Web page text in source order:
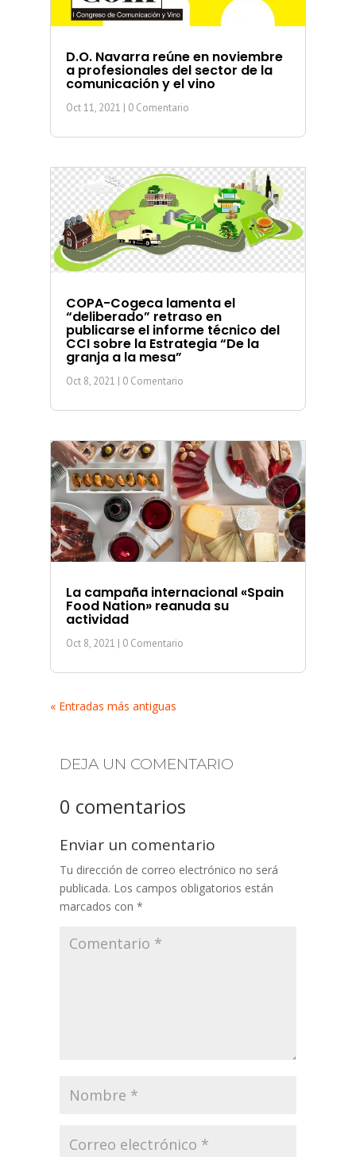
D.O. Navarra reúne en noviembre
a profesionales del sector de la
comunicación y el vino
Oct 11, 2021 | 0 Comentario
COPA-Cogeca lamenta el
“deliberado” retraso en
publicarse el informe técnico del
CCI sobre la Estrategia “De la
granja a la mesa”
Oct 8, 2021 | 0 Comentario
La campaña internacional «Spain
Food Nation» reanuda su
actividad
Oct 8, 2021 | 0 Comentario
« Entradas más antiguas
DEJA UN COMENTARIO
0 comentarios
Enviar un comentario
Tu dirección de correo electrónico no será
publicada. Los campos obligatorios están
marcados con *